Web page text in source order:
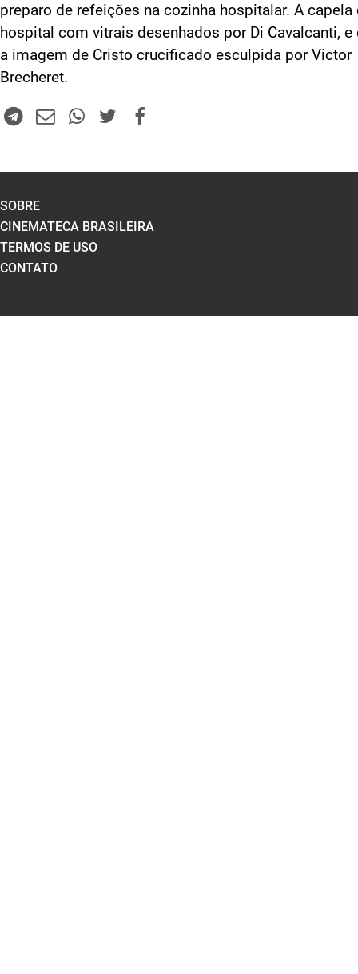
preparo de refeições na cozinha hospitalar. A capela
hospital com vitrais desenhados por Di Cavalcanti, e
a imagem de Cristo crucificado esculpida por Victor
Brecheret.
SOBRE
CINEMATECA BRASILEIRA
TERMOS DE USO
CONTATO